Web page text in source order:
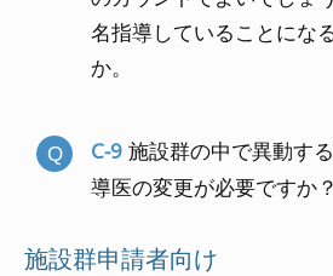
名指導していることにな
か。
C-9 施設群の中で異動す
導医の変更が必要ですか？
施設群申請者向け